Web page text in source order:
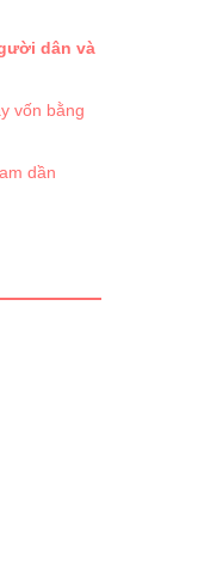
dân và
vốn bằng
dần